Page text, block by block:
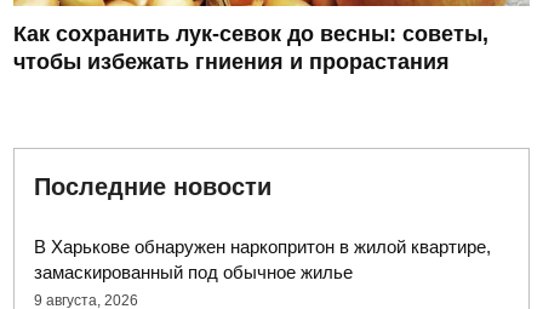
Как сохранить лук-севок до весны: советы,
чтобы избежать гниения и прорастания
Последние новости
В Харькове обнаружен наркопритон в жилой квартире,
замаскированный под обычное жилье
9 августа, 2026